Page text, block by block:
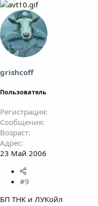
grishcoff
Пользователь
Регистрация
Сообщения
Возраст
Адрес
23 Май 2006
#9
БП ТНК и ЛУКойл